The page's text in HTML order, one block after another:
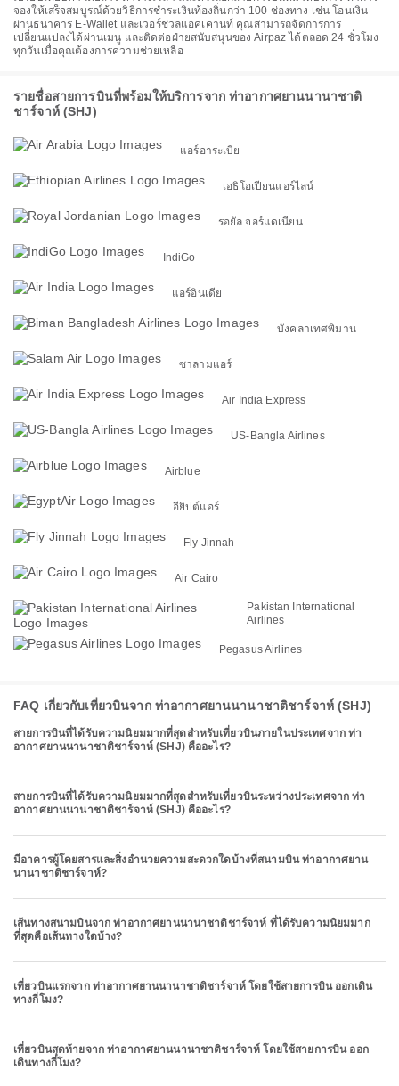
จองให้เสร็จสมบูรณ์ด้วยวิธีการชำระเงินท้องถิ่นกว่า 100 ช่องทาง เช่น โอนเงิน
ผ่านธนาคาร E-Wallet และเวอร์ชวลแอคเคานท์ คุณสามารถจัดการการ
เปลี่ยนแปลงได้ผ่านเมนู และติดต่อฝ่ายสนับสนุนของ Airpaz ได้ตลอด 24 ชั่วโมง
ทุกวันเมื่อคุณต้องการความช่วยเหลือ
รายชื่อสายการบินที่พร้อมให้บริการจาก ท่าอากาศยานนานาชาติ
ชาร์จาห์ (SHJ)
แอร์อาระเบีย
เอธิโอเปียนแอร์ไลน์
รอยัล จอร์แดเนียน
IndiGo
แอร์อินเดีย
บังคลาเทศพิมาน
ซาลามแอร์
Air India Express
US-Bangla Airlines
Airblue
อียิปต์แอร์
Fly Jinnah
Air Cairo
Pakistan International
Airlines
Pegasus Airlines
FAQ เกี่ยวกับเที่ยวบินจาก ท่าอากาศยานนานาชาติชาร์จาห์ (SHJ)
สายการบินที่ได้รับความนิยมมากที่สุดสำหรับเที่ยวบินภายในประเทศจาก ท่า
อากาศยานนานาชาติชาร์จาห์ (SHJ) คืออะไร?
สายการบินที่ได้รับความนิยมมากที่สุดสำหรับเที่ยวบินระหว่างประเทศจาก ท่า
อากาศยานนานาชาติชาร์จาห์ (SHJ) คืออะไร?
มีอาคารผู้โดยสารและสิ่งอำนวยความสะดวกใดบ้างที่สนามบิน ท่าอากาศยาน
นานาชาติชาร์จาห์?
เส้นทางสนามบินจาก ท่าอากาศยานนานาชาติชาร์จาห์ ที่ได้รับความนิยมมาก
ที่สุดคือเส้นทางใดบ้าง?
เที่ยวบินแรกจาก ท่าอากาศยานนานาชาติชาร์จาห์ โดยใช้สายการบิน ออกเดิน
ทางกี่โมง?
เที่ยวบินสุดท้ายจาก ท่าอากาศยานนานาชาติชาร์จาห์ โดยใช้สายการบิน ออก
เดินทางกี่โมง?